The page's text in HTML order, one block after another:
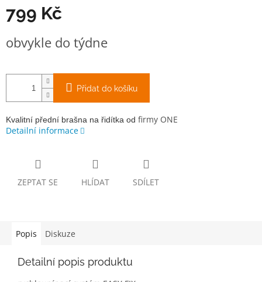
799 Kč
cena:
obvykle do týdne
Přidat do košíku
Kvalitní přední brašna na řidítka od firmy ONE
Detailní informace
ZEPTAT SE HLÍDAT SDÍLET
Popis Diskuze
Detailní popis produktu